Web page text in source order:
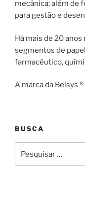
mecânica; além de
para gestão e
Há mais de 20
segmentos de
farmacêutico,
A marca da Belsys
BUSCA
por: